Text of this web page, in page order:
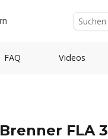
FAQ Videos
FLA 3